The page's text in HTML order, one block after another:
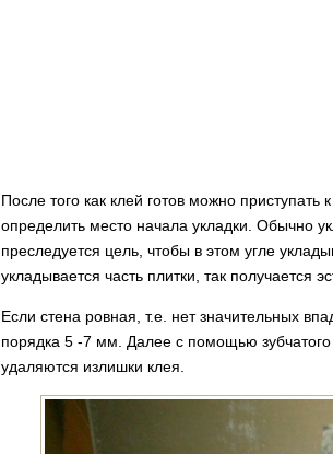
После того как клей готов можно
определить место начала укладки. Обычно
преследуется цель, чтобы в этом угле
укладывается часть плитки, так получается
Если стена ровная, т.е. нет значительных
порядка 5 -7 мм. Далее с помощью
удаляются излишки клея.